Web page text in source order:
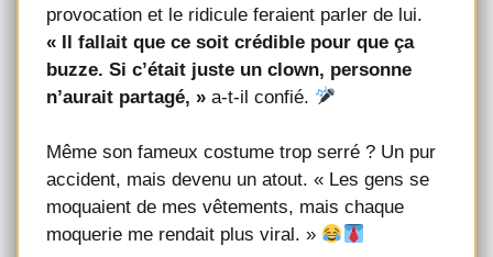
provocation et le ridicule feraient parler de lui.
« Il fallait que ce soit crédible pour que ça
buzze. Si c’était juste un clown, personne
n’aurait partagé, » a-t-il confié.
Même son fameux costume trop serré ? Un pur
accident, mais devenu un atout. « Les gens se
moquaient de mes vêtements, mais chaque
moquerie me rendait plus viral. »